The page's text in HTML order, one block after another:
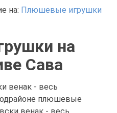
на: Плюшевые игрушки
на
Сава
венак - весь
плюшевые